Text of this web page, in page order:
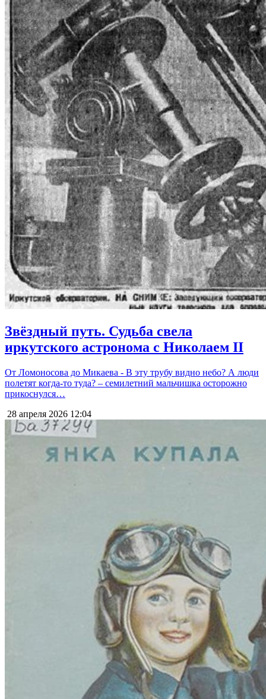
Звёздный путь. Судьба свела
иркутского астронома с Николаем II
От Ломоносова до Микаева - В эту трубу видно небо? А люди
полетят когда-то туда? – семилетний мальчишка осторожно
прикоснулся…
28 апреля 2026 12:04